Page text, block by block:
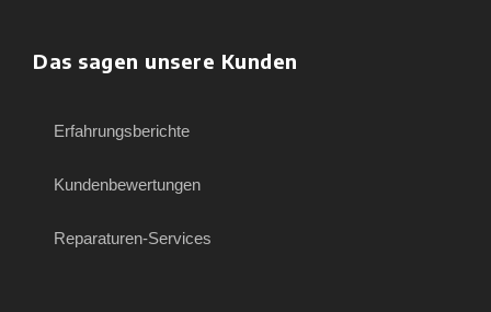
Das sagen unsere Kunden
Erfahrungsberichte
Kundenbewertungen
Reparaturen-Services